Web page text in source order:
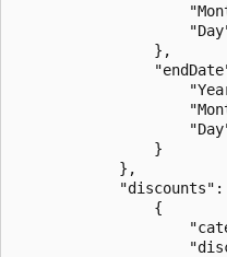
                },
                }
            },
"discounts":
                {